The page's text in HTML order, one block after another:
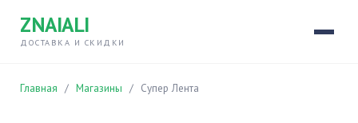
ZNAIALI
ДОСТАВКА И СКИДКИ
Главная / Магазины / Супер Лента